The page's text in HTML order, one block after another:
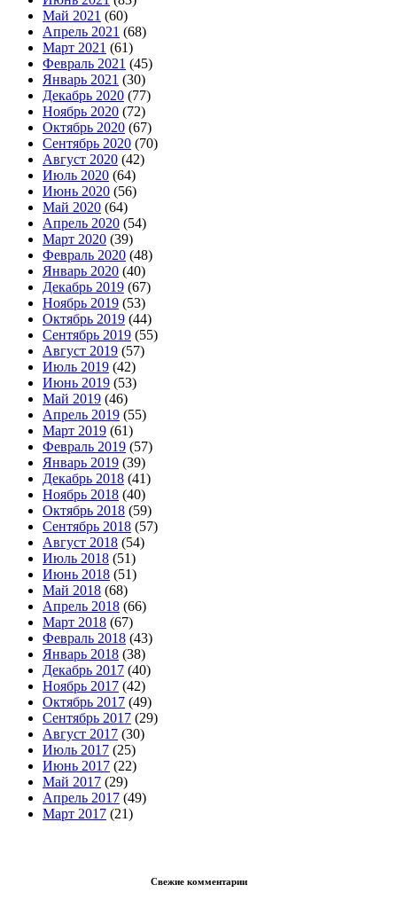
Май 2021 (60)
Апрель 2021 (68)
Март 2021 (61)
Февраль 2021 (45)
Январь 2021 (30)
Декабрь 2020 (77)
Ноябрь 2020 (72)
Октябрь 2020 (67)
Сентябрь 2020 (70)
Август 2020 (42)
Июль 2020 (64)
Июнь 2020 (56)
Май 2020 (64)
Апрель 2020 (54)
Март 2020 (39)
Февраль 2020 (48)
Январь 2020 (40)
Декабрь 2019 (67)
Ноябрь 2019 (53)
Октябрь 2019 (44)
Сентябрь 2019 (55)
Август 2019 (57)
Июль 2019 (42)
Июнь 2019 (53)
Май 2019 (46)
Апрель 2019 (55)
Март 2019 (61)
Февраль 2019 (57)
Январь 2019 (39)
Декабрь 2018 (41)
Ноябрь 2018 (40)
Октябрь 2018 (59)
Сентябрь 2018 (57)
Август 2018 (54)
Июль 2018 (51)
Июнь 2018 (51)
Май 2018 (68)
Апрель 2018 (66)
Март 2018 (67)
Февраль 2018 (43)
Январь 2018 (38)
Декабрь 2017 (40)
Ноябрь 2017 (42)
Октябрь 2017 (49)
Сентябрь 2017 (29)
Август 2017 (30)
Июль 2017 (25)
Июнь 2017 (22)
Май 2017 (29)
Апрель 2017 (49)
Март 2017 (21)
Свежие комментарии